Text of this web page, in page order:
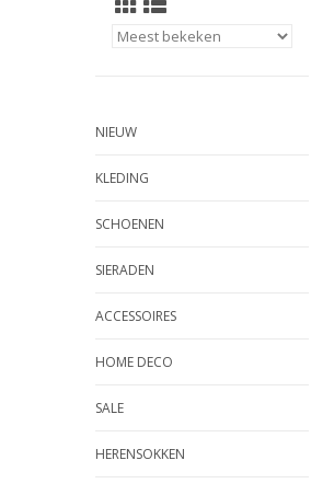
NIEUW
KLEDING
SCHOENEN
SIERADEN
ACCESSOIRES
HOME DECO
SALE
HERENSOKKEN